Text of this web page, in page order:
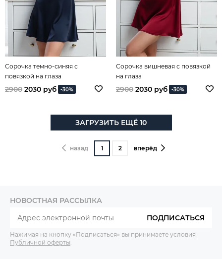
Сорочка темно-синяя с
повязкой на глаза
2900 2030 руб -30%
Сорочка вишневая с повязкой
на глаза
2900 2030 руб -30%
ЗАГРУЗИТЬ ЕЩЁ 10
назад 1 2 вперёд
НОВОСТНАЯ РАССЫЛКА
ПОДПИСАТЬСЯ
Нажимая на кнопку «Подписаться» вы принимаете условия
Публичной оферты